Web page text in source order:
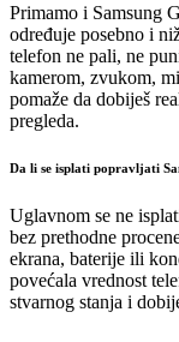
Primamo i Samsung
određuje posebno i
telefon ne pali, ne
kamerom, zvukom,
pomaže da dobiješ
pregleda.
Da li se isplati popravljati
Uglavnom se ne
bez prethodne
ekrana, baterije ili
povećala vrednost
stvarnog stanja i